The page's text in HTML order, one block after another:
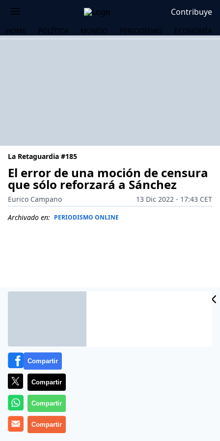
Contribuye
HOME POLÍTICA MUNDO PERIODISMO ECONOMÍA
La Retaguardia #185
El error de una moción de censura
que sólo reforzará a Sánchez
Eurico Campano
13 Dic 2022 - 17:43 CET
Archivado en: PERIODISMO ONLINE
Más información
Compartir
Compartir
Compartir
Compartir